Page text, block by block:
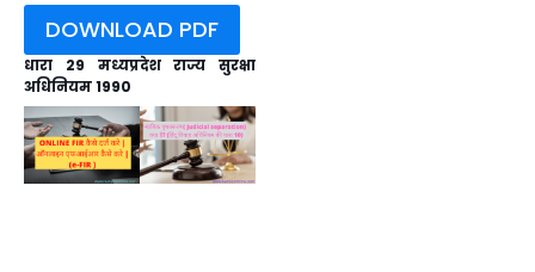
DOWNLOAD PDF
धारा 29 मध्यप्रदेश राज्य सुरक्षा
अधिनियम 1990